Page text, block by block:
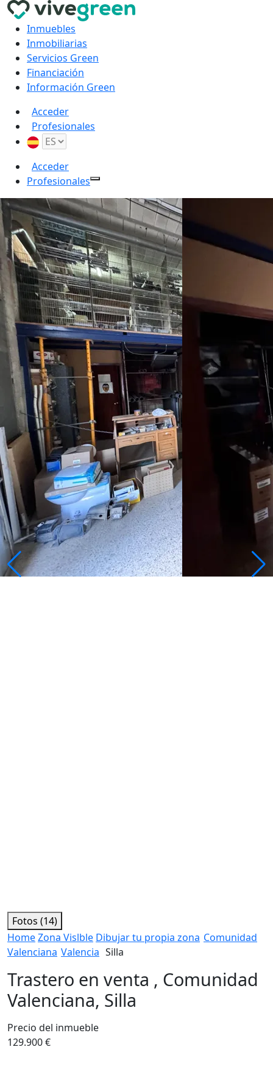
Inmuebles
Inmobiliarias
Servicios Green
Financiación
Información Green
Acceder
Profesionales
Acceder
Profesionales
Fotos (14)
HomeZona Vislble Dibujar tu propia zona Comunidad
Valenciana Valencia Silla
Trastero en venta , Comunidad
Valenciana, Silla
Precio del inmueble
129.900 €